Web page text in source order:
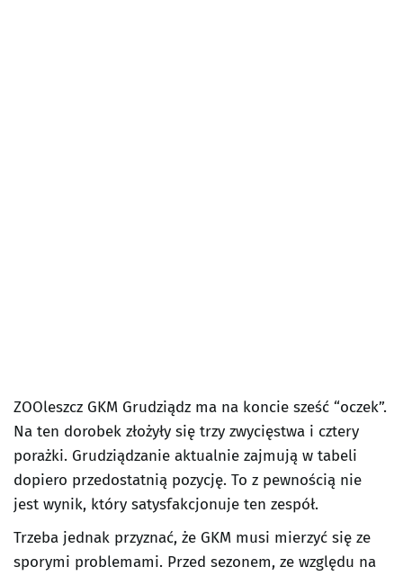
ZOOleszcz GKM Grudziądz ma na koncie sześć “oczek”.
Na ten dorobek złożyły się trzy zwycięstwa i cztery
porażki. Grudziądzanie aktualnie zajmują w tabeli
dopiero przedostatnią pozycję. To z pewnością nie
jest wynik, który satysfakcjonuje ten zespół.
Trzeba jednak przyznać, że GKM musi mierzyć się ze
sporymi problemami. Przed sezonem, ze względu na